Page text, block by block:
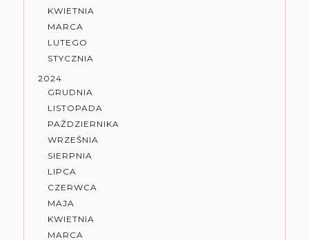
KWIETNIA
MARCA
LUTEGO
STYCZNIA
2024
GRUDNIA
LISTOPADA
PAŹDZIERNIKA
WRZEŚNIA
SIERPNIA
LIPCA
CZERWCA
MAJA
KWIETNIA
MARCA